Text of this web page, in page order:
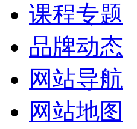
课程专题
品牌动态
网站导航
网站地图